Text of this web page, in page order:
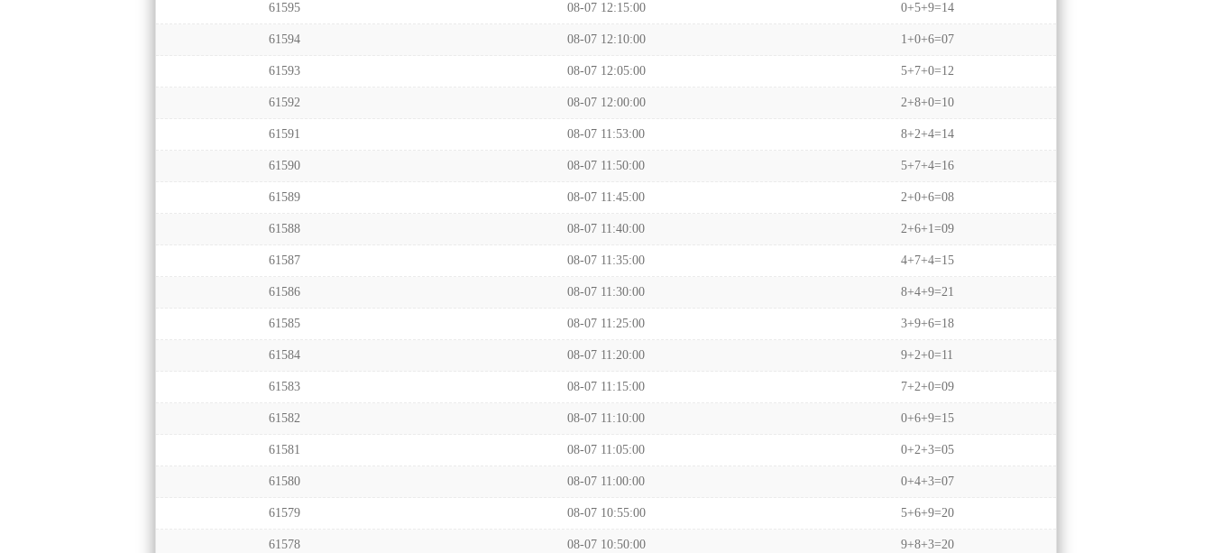
61595 08-07 12:15:00 0+5+9=14
61594 08-07 12:10:00 1+0+6=07
61593 08-07 12:05:00 5+7+0=12
61592 08-07 12:00:00 2+8+0=10
61591 08-07 11:53:00 8+2+4=14
61590 08-07 11:50:00 5+7+4=16
61589 08-07 11:45:00 2+0+6=08
61588 08-07 11:40:00 2+6+1=09
61587 08-07 11:35:00 4+7+4=15
61586 08-07 11:30:00 8+4+9=21
61585 08-07 11:25:00 3+9+6=18
61584 08-07 11:20:00 9+2+0=11
61583 08-07 11:15:00 7+2+0=09
61582 08-07 11:10:00 0+6+9=15
61581 08-07 11:05:00 0+2+3=05
61580 08-07 11:00:00 0+4+3=07
61579 08-07 10:55:00 5+6+9=20
61578 08-07 10:50:00 9+8+3=20